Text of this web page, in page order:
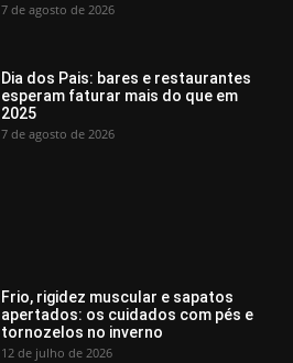
7 de agosto de 2026
Dia dos Pais: bares e restaurantes
esperam faturar mais do que em
2025
7 de agosto de 2026
Frio, rigidez muscular e sapatos
apertados: os cuidados com pés e
tornozelos no inverno
12 de julho de 2026